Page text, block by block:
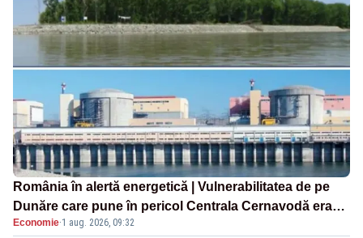
România în alertă energetică | Vulnerabilitatea de pe
Dunăre care pune în pericol Centrala Cernavodă era
cunoscută de pe vremea lui Ceaușescu
Economie·1 aug. 2026, 09:32